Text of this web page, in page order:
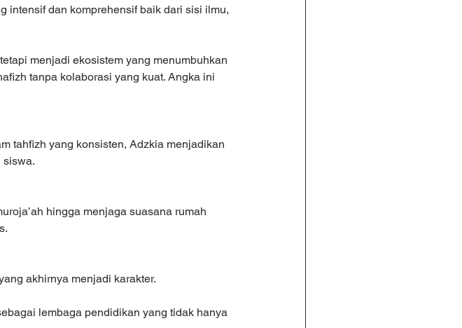
intensif dan komprehensif baik dari sisi ilmu,
menjadi ekosistem yang menumbuhkan
tanpa kolaborasi yang kuat. Angka ini
tahfizh yang konsisten, Adzkia menjadikan
siswa.
hingga menjaga suasana rumah
akhirnya menjadi karakter.
lembaga pendidikan yang tidak hanya